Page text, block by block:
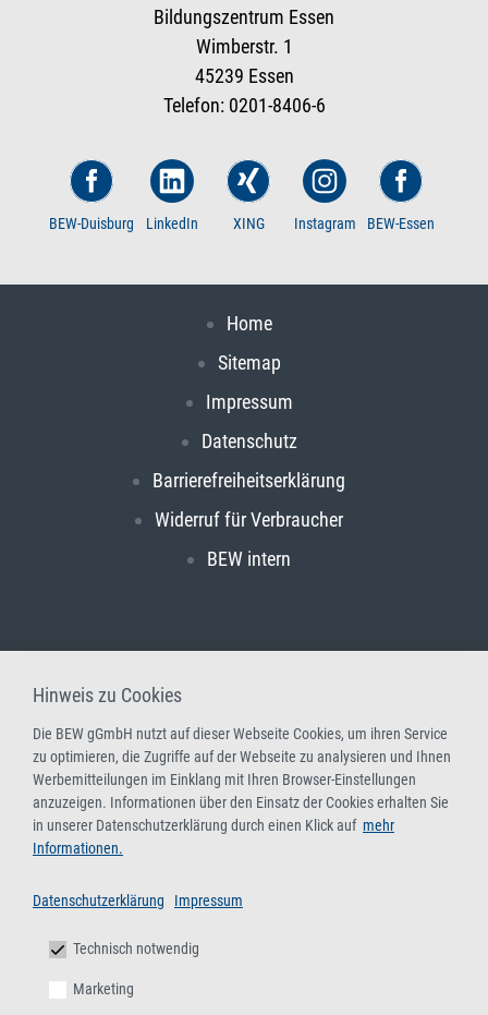
Bildungszentrum Essen
Wimberstr. 1
45239 Essen
Telefon: 0201-8406-6
BEW-Duisburg LinkedIn XING Instagram BEW-Essen
Home
Sitemap
Impressum
Datenschutz
Barrierefreiheitserklärung
Widerruf für Verbraucher
BEW intern
Hinweis zu Cookies
Die BEW gGmbH nutzt auf dieser Webseite Cookies, um ihren Service
zu optimieren, die Zugriffe auf der Webseite zu analysieren und Ihnen
Werbemitteilungen im Einklang mit Ihren Browser-Einstellungen
anzuzeigen. Informationen über den Einsatz der Cookies erhalten Sie
in unserer Datenschutzerklärung durch einen Klick auf mehr
Informationen.
Datenschutzerklärung Impressum
Technisch notwendig
Marketing